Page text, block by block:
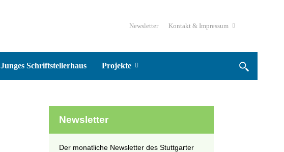
Newsletter Kontakt & Impressum
Junges Schriftstellerhaus Projekte
Newsletter
Der monatliche Newsletter des Stuttgarter